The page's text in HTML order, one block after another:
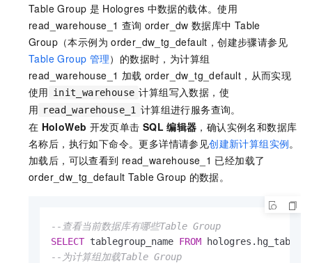
Table Group 是 Hologres 中数据的载体。使用
read_warehouse_1 查询 order_dw 数据库中 Table
Group（本示例为 order_dw_tg_default，创建步骤请参见
Table Group 管理）的数据时，为计算组
read_warehouse_1 加载 order_dw_tg_default，从而实现
使用 init_warehouse 计算组写入数据，使
用 read_warehouse_1 计算组进行服务查询。
在 HoloWeb 开发页单击 SQL 编辑器 ，确认实例名和数据库
名称后，执行如下命令。更多详情请参见创建新计算组实例。
加载后，可以查看到 read_warehouse_1 已经加载了
order_dw_tg_default Table Group 的数据。
--查看当前数据库有哪些Table Group
SELECT tablegroup_name FROM
--为计算组加载Table Group